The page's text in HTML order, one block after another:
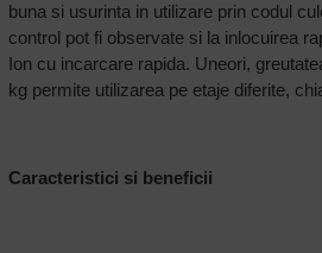
buna si usurinta in utilizare prin codul
control pot fi observate si la inlocuirea
Ion cu incarcare rapida. Uneori,
kg permite utilizarea pe etaje diferite,
Caracteristici si beneficii